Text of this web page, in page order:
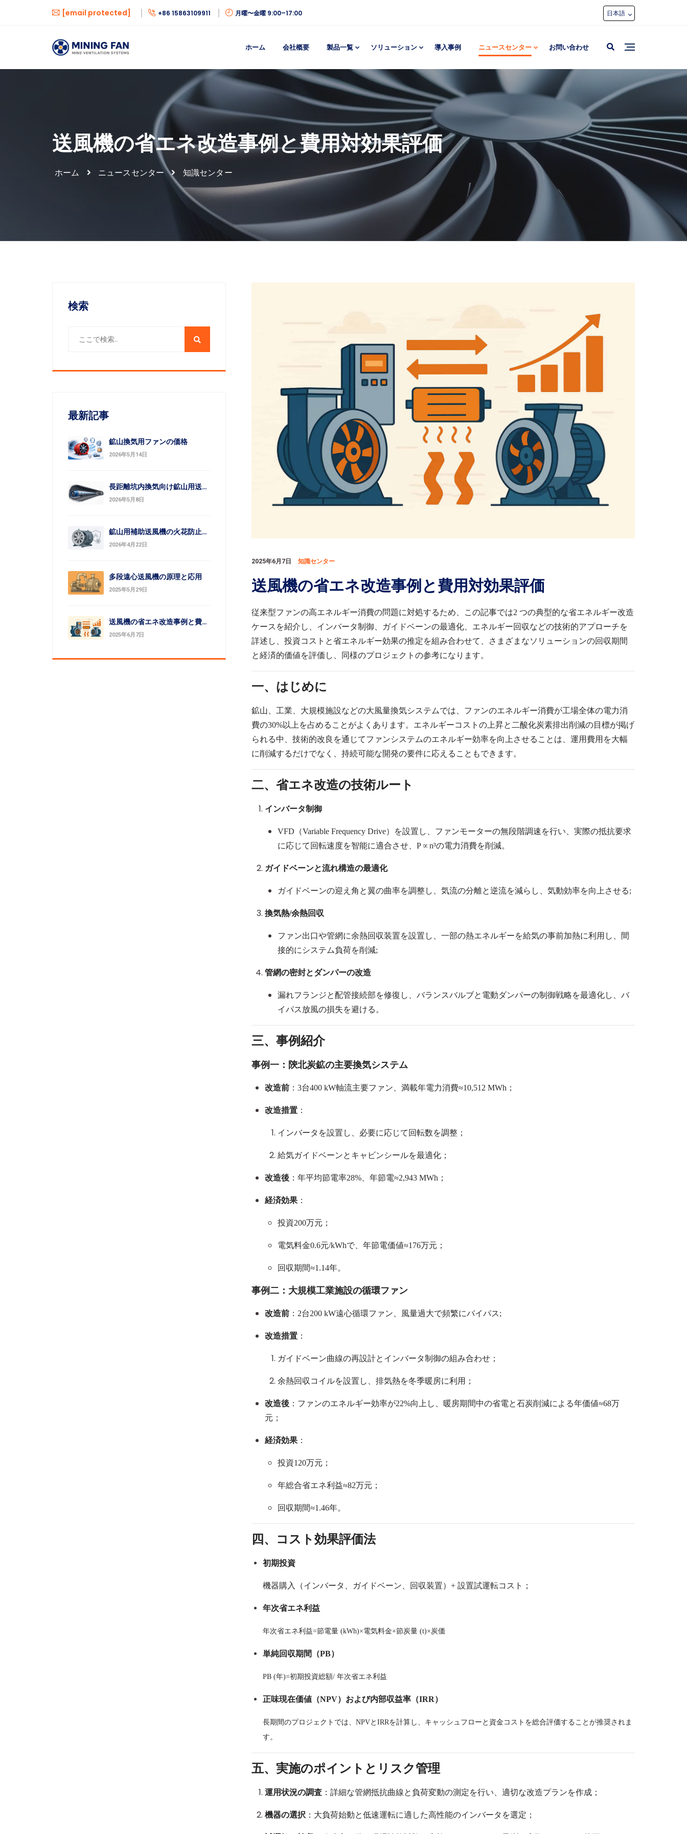
[email protected] +86 15863109911 月曜〜金曜 9:00–17:00 日本語
ホーム 会社概要 製品一覧 ソリューション 導入事例 ニュースセンター お問い合わせ
送風機の省エネ改造事例と費用対効果評価
ホーム ニュースセンター 知識センター
検索
最新記事
鉱山換気用ファンの価格
2026年5月14日
長距離坑内換気向け鉱山用送風機の選定ガイド
2026年5月8日
鉱山用補助送風機の火花防止設計とシルミン部品の安全対策
2026年4月22日
多段遠心送風機の原理と応用
2025年5月29日
送風機の省エネ改造事例と費用対効果評価
2025年6月7日
2025年6月7日 知識センター
送風機の省エネ改造事例と費用対効果評価
従来型ファンの高エネルギー消費の問題に対処するため、この記事では2 つの典型的な省エネルギー改造
ケースを紹介し、インバータ制御、ガイドベーンの最適化、エネルギー回収などの技術的アプローチを
詳述し、投資コストと省エネルギー効果の推定を組み合わせて、さまざまなソリューションの回収期間
と経済的価値を評価し、同様のプロジェクトの参考になります。
一、はじめに
鉱山、工業、大規模施設などの大風量換気システムでは、ファンのエネルギー消費が工場全体の電力消
費の30%以上を占めることがよくあります。エネルギーコストの上昇と二酸化炭素排出削減の目標が掲げ
られる中、技術的改良を通じてファンシステムのエネルギー効率を向上させることは、運用費用を大幅
に削減するだけでなく、持続可能な開発の要件に応えることもできます。
二、省エネ改造の技術ルート
インバータ制御
VFD （Variable Frequency Drive）
を設置し、ファンモーターの無段階調速を行い、実際の抵抗要求
に応じて回転速度を智能に適合させ、P∝n³の電力消費を削減。
ガイドベーンと流れ構造の最適化
ガイドベーンの迎え角と翼の曲率を調整し、気流の分離と逆流を減らし、気動効率を向上させる;
換気熱/余熱回収
ファン出口や管網に余熱回収装置を設置し、一部の熱エネルギーを給気の事前加熱に利用し、間
接的にシステム負荷を削減;
管網の密封とダンパーの改造
漏れフランジと配管接続部を修復し、バランスバルブと電動ダンパーの制御戦略を最適化し、バ
イパス放風の損失を避ける。
三、事例紹介
事例一：陝北炭鉱の主要換気システム
改造前： 3台400 kW軸流主要ファン、満載年電力消費≈10,512 MWh ；
改造措置：
インバータを設置し、必要に応じて回転数を調整；
給気ガイドベーンとキャビンシールを最適化；
改造後：年平均節電率28%、年節電≈2,943 MWh ；
経済効果：
投資200万元；
電気料金0.6元/kWhで、年節電価値≈176万元；
回収期間≈1.14年。
事例二：大規模工業施設の循環ファン
改造前： 2台200 kW遠心循環ファン、風量過大で頻繁にバイパス;
改造措置：
ガイドベーン曲線の再設計とインバータ制御の組み合わせ；
余熱回収コイルを設置し、排気熱を冬季暖房に利用；
改造後：ファンのエネルギー効率が22%向上し、暖房期間中の省電と石炭削減による年価値≈68万
元；
経済効果：
投資120万元；
年総合省エネ利益≈82万元；
回収期間≈1.46年。
四、コスト効果評価法
初期投資
機器購入（インバータ、ガイドベーン、回収装置）+設置試運転コスト；
年次省エネ利益
年次省エネ利益=節電量 (kWh)×電気料金+節炭量 (t)×炭価
単純回収期間（PB）
PB (年)=初期投資総額/年次省エネ利益
正味現在価値（NPV）および内部収益率（IRR）
長期間のプロジェクトでは、NPVとIRRを計算し、キャッシュフローと資金コストを総合評価することが推奨されま
す。
五、実施のポイントとリスク管理
運用状況の調査：詳細な管網抵抗曲線と負荷変動の測定を行い、適切な改造プランを作成；
機器の選択 ：大負荷始動と低速運転に適した高性能のインバータを選定；